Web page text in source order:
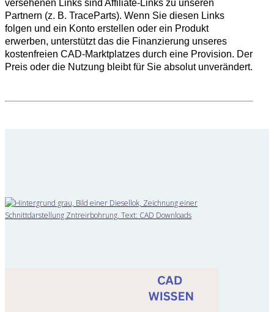
versehenen Links sind Affiliate-Links zu unseren
Partnern (z. B. TraceParts). Wenn Sie diesen Links
folgen und ein Konto erstellen oder ein Produkt
erwerben, unterstützt das die Finanzierung unseres
kostenfreien CAD-Marktplatzes durch eine Provision. Der
Preis oder die Nutzung bleibt für Sie absolut unverändert.